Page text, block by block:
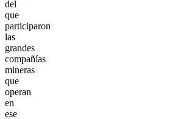
del
que
participaron
las
grandes
compañías
mineras
que
operan
en
ese